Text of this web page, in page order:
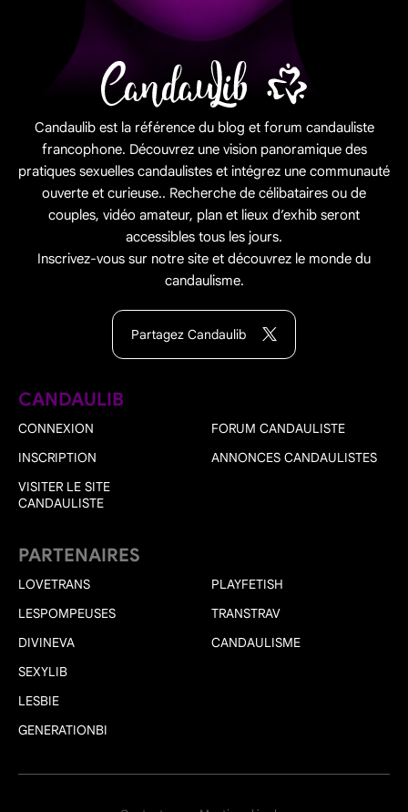
Candaulib est la référence du blog et forum candauliste
francophone. Découvrez une vision panoramique des
pratiques sexuelles candaulistes et intégrez une communauté
ouverte et curieuse.. Recherche de célibataires ou de
couples, vidéo amateur, plan et lieux d’exhib seront
accessibles tous les jours.
Inscrivez-vous sur notre site et découvrez le monde du
candaulisme.
Partagez Candaulib
CANDAULIB
CONNEXION
INSCRIPTION
VISITER LE SITE
CANDAULISTE
FORUM CANDAULISTE
ANNONCES CANDAULISTES
PARTENAIRES
LOVETRANS
LESPOMPEUSES
DIVINEVA
SEXYLIB
LESBIE
GENERATIONBI
PLAYFETISH
TRANSTRAV
CANDAULISME